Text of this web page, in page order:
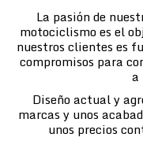
La pasión de
motociclismo es el
nuestros clientes es
compromisos para
a
Diseño actual y
marcas y unos
unos precios